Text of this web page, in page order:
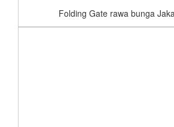
Folding Gate rawa bunga